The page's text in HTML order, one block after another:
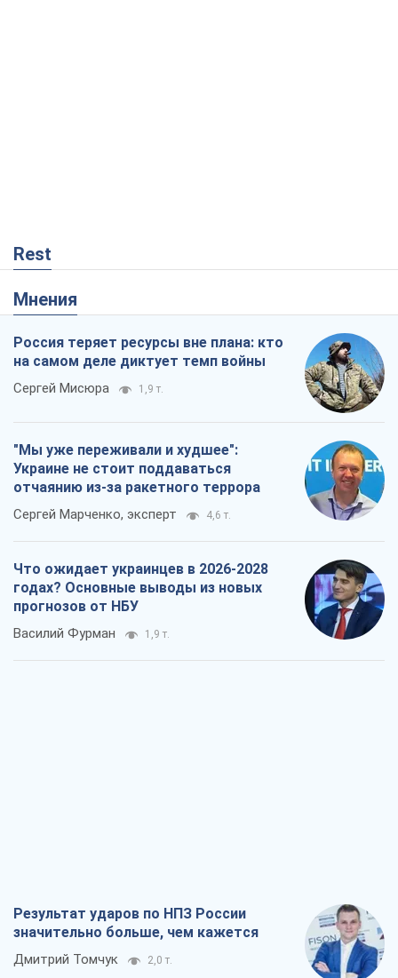
Rest
Мнения
Россия теряет ресурсы вне плана: кто
на самом деле диктует темп войны
Сергей Мисюра 1,9 т.
"Мы уже переживали и худшее":
Украине не стоит поддаваться
отчаянию из-за ракетного террора
Сергей Марченко, эксперт 4,6 т.
Что ожидает украинцев в 2026-2028
годах? Основные выводы из новых
прогнозов от НБУ
Василий Фурман 1,9 т.
Результат ударов по НПЗ России
значительно больше, чем кажется
Дмитрий Томчук 2,0 т.